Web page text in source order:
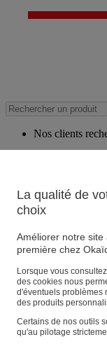
Nos clients
Produits suggérés
Voir tous les
Magasin
Vos informations
Suivre une
Panier
La qualité de
choix
Améliorer notre
première chez
Lorsque vous
des cookies nous
d'éventuels problèmes
des produits
Certains de nos outils
qu'au pilotage